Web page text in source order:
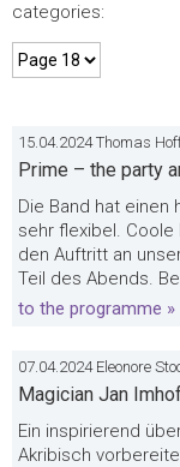
categories:
15.04.2024 Thomas
Prime – the party
Die Band hat
sehr flexibel.
den Auftritt an
Teil des Abends.
to the programme »
07.04.2024 Eleonore
Magician Jan
Ein inspirierend
Akribisch